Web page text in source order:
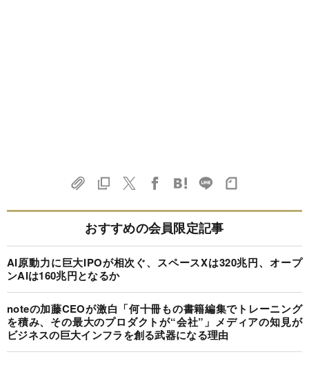
おすすめの会員限定記事
AI原動力に巨大IPOが相次ぐ、スペースXは320兆円、オープ
ンAIは160兆円となるか
noteの加藤CEOが激白「何十冊もの書籍編集でトレーニング
を積み、その最大のプロダクトが“会社”」メディアの知見が
ビジネスの巨大インフラを創る武器になる理由